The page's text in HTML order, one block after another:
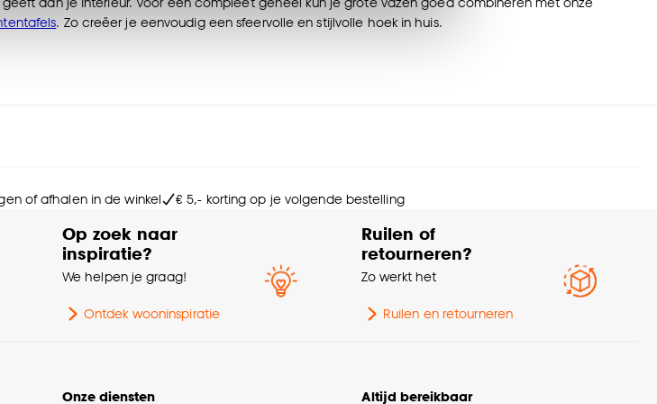
voor kiezen om bepaalde cookies wel of niet te
. Zo creëer je eenvoudig een sfeervolle en stijlvolle hoek in huis.
of afhalen in de winkel € 5,- korting op je volgende bestelling
Op zoek naar
inspiratie?
We helpen je graag!
Ontdek wooninspiratie
Ruilen of
retourneren?
Zo werkt het
Ruilen en retourneren
Onze diensten Altijd bereikbaar